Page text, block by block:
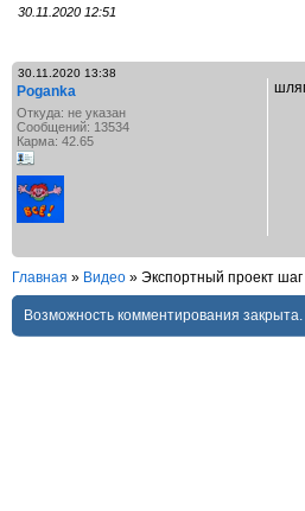
30.11.2020 12:51
30.11.2020 13:38
Poganka
Откуда: не указан
Сообщений: 13534
Карма: 42.65
Главная » Видео » Экспортный проект
Возможность комментирования закрыта.